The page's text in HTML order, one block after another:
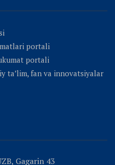
portali
portali
ta’lim, fan va innovatsiyalar
Gagarin 43